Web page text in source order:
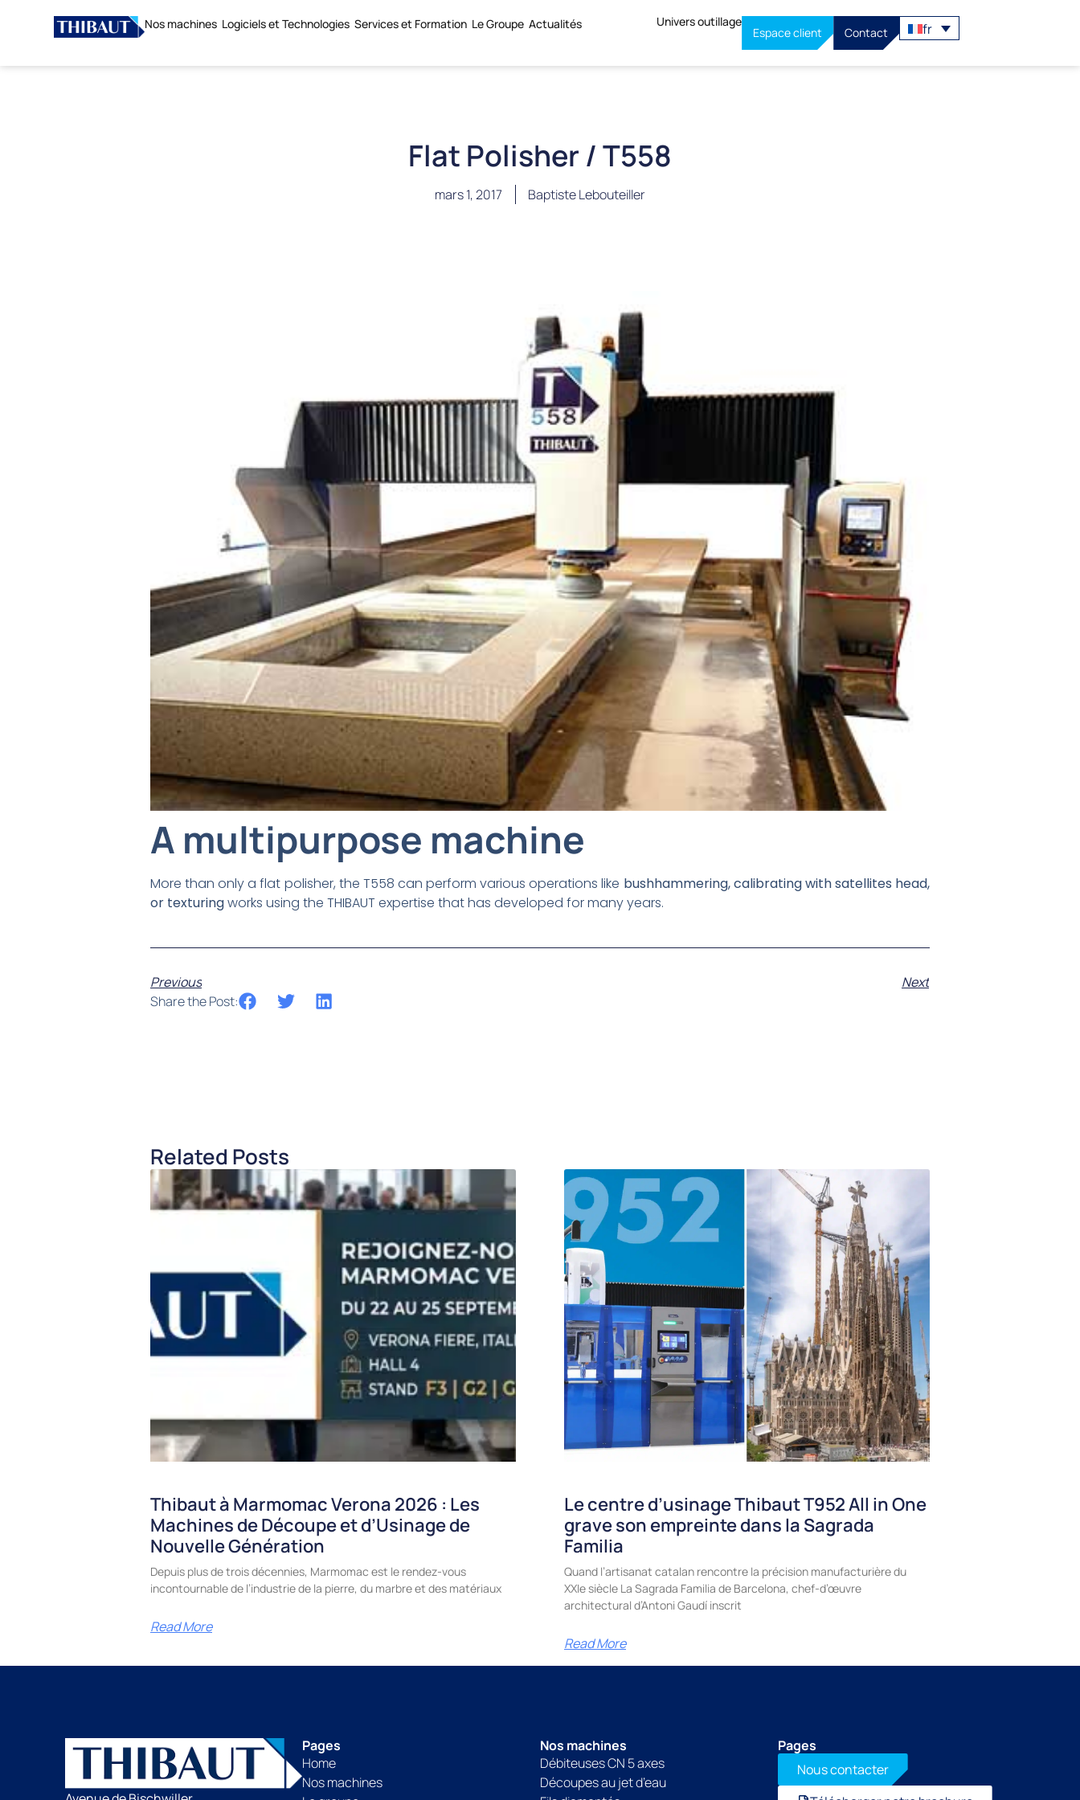
Nos machines Logiciels et Technologies Services et Formation Le Groupe Actualités Univers outillage
Espace client Contact fr
Flat Polisher / T558
mars 1, 2017 Baptiste Lebouteiller
A multipurpose machine
More than only a flat polisher, the T558 can perform various operations like bushhammering, calibrating with satellites head,
or texturingworks using the THIBAUT expertise that has developed for many years.
Previous
Next
Share the Post:
Related Posts
Thibaut à Marmomac Verona 2026 : Les
Machines de Découpe et d’Usinage de
Nouvelle Génération
Depuis plus de trois décennies, Marmomac est le rendez-vous
incontournable de l’industrie de la pierre, du marbre et des matériaux
Read More
Le centre d’usinage Thibaut T952 All in One
grave son empreinte dans la Sagrada
Familia
Quand l’artisanat catalan rencontre la précision manufacturière du
XXIe siècle La Sagrada Familia de Barcelona, chef-d’œuvre
architectural d’Antoni Gaudí inscrit
Read More
Pages
Home
Nos machines
Nos machines
Débiteuses CN 5 axes
Découpes au jet d’eau
Pages
Nous contacter